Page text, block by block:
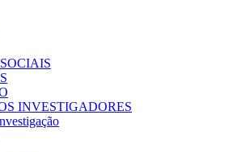
INVESTIGADORES